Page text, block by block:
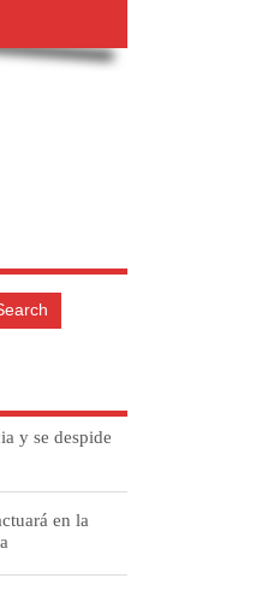
y se despide
en la